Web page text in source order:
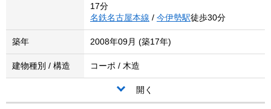
17分
名鉄名古屋本線 / 今伊勢駅徒歩30分
築年 2008年09月 (築17年)
建物種別 / 構造 コーポ / 木造
開く